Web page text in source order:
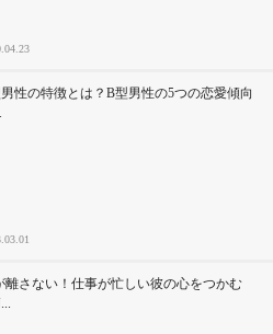
性の特徴とは？B型男性の5つの恋愛傾向
離さない！仕事が忙しい彼の心をつかむ